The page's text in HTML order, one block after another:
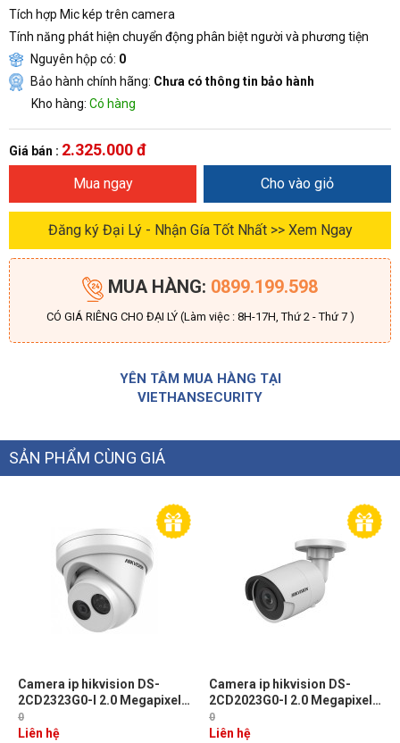
Tích hợp Mic kép trên camera
Tính năng phát hiện chuyển động phân biệt người và phương tiện
Nguyên hộp có: 0
Bảo hành chính hãng: Chưa có thông tin bảo hành
Kho hàng: Có hàng
Giá bán : 2.325.000 đ
Mua ngay Cho vào giỏ
Đăng ký Đại Lý - Nhận Gía Tốt Nhất >> Xem Ngay
MUA HÀNG: 0899.199.598
CÓ GIÁ RIÊNG CHO ĐẠI LÝ (Làm việc : 8H-17H, Thứ 2 - Thứ 7 )
YÊN TÂM MUA HÀNG TẠI
VIETHANSECURITY
SẢN PHẨM CÙNG GIÁ
Camera ip hikvision DS-
2CD2323G0-I 2.0 Megapixel,
Hồng ngoại 30m, Micro SD,
PoE
0
Liên hệ
Camera ip hikvision DS-
2CD2023G0-I 2.0 Megapixel,
IR 30m, Micro SD, PoE
0
Liên hệ